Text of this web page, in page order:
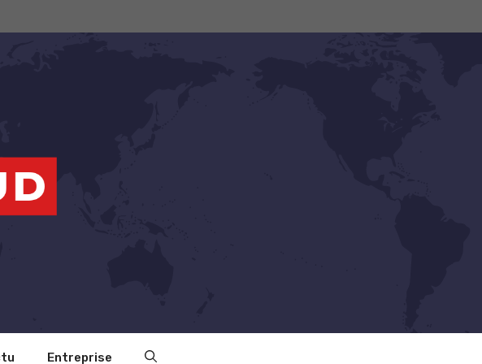
Entreprise